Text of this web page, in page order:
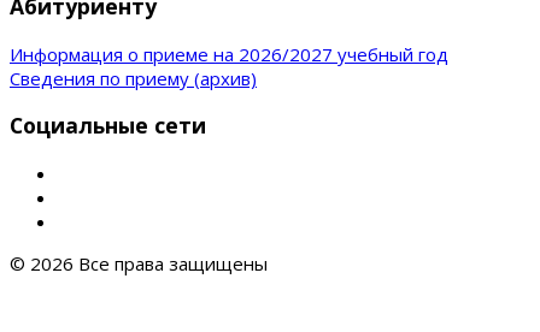
Абитуриенту
Информация о приеме на 2026/2027 учебный год
Сведения по приему (архив)
Социальные сети
© 2026 Все права защищены